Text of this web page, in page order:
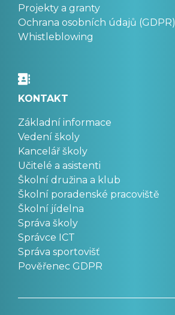
Projekty a granty
Ochrana osobních údajů (GDPR)
Whistleblowing
KONTAKT
Základní informace
Vedení školy
Kancelář školy
Učitelé a asistenti
Školní družina a klub
Školní poradenské pracoviště
Školní jídelna
Správa školy
Správce ICT
Správa sportovišť
Pověřenec GDPR